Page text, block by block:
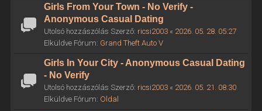
Girls From Your Town - No Verify -
Anonymous Casual Dating
Utolsó hozzászólás Szerző: ricsi2003« 2026. 05. 28. 05:27
Elküldve Fórum: Grand Theft Auto V
Girls In Your City - Anonymous Casual Dating
- No Verify
Utolsó hozzászólás Szerző: ricsi2003« 2026. 05. 21. 08:30
Elküldve Fórum: Oldal